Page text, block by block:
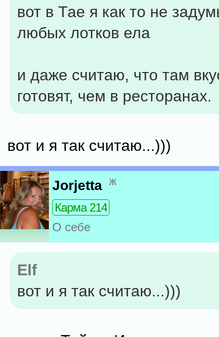
вот в Тае я как то не
любых лотков ела
и даже считаю, что там
готовят, чем в ресторанах.
вот и я так считаю...)))
Jorjetta ж
Карма 214
О себе
Elf
вот и я так считаю...)))